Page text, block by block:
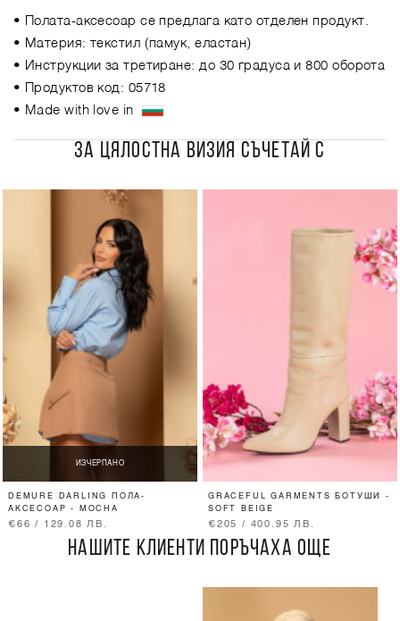
• Полата-аксесоар се предлага като отделен продукт.
• Материя: текстил (памук, еластан)
• Инструкции за третиране: до 30 градуса и 800 оборота
• Продуктов код: 05718
• Made with love in
ЗА ЦЯЛОСТНА ВИЗИЯ СЪЧЕТАЙ С
ИЗЧЕРПАНО
DEMURE DARLING ПОЛА-
АКСЕСОАР - MOCHA
€66 / 129.08 ЛВ.
GRACEFUL GARMENTS БОТУШИ -
SOFT BEIGE
€205 / 400.95 ЛВ.
НАШИТЕ КЛИЕНТИ ПОРЪЧАХА ОЩЕ